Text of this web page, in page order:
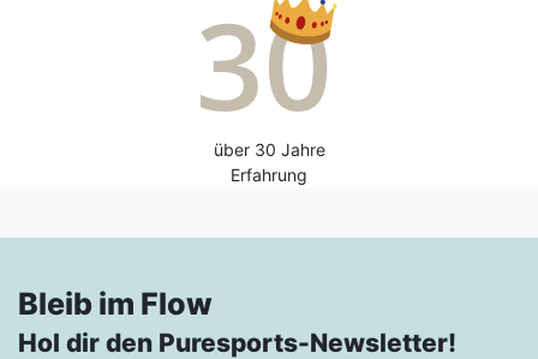
über 30 Jahre
Erfahrung
Bleib im Flow
Hol dir den Puresports-Newsletter!